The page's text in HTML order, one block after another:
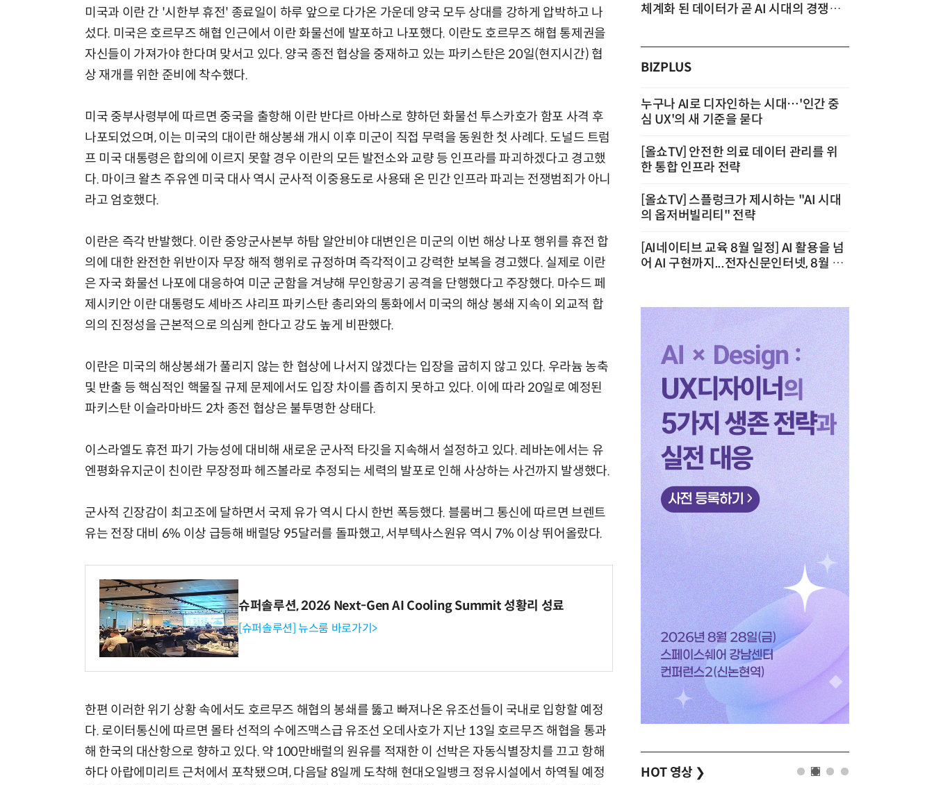
미국과 이란 간 '시한부 휴전' 종료일이 하루 앞으로 다가온 가운데 양국 모두 상대를 강하게 압박하고 나
섰다. 미국은 호르무즈 해협 인근에서 이란 화물선에 발포하고 나포했다. 이란도 호르무즈 해협 통제권을
자신들이 가져가야 한다며 맞서고 있다. 양국 종전 협상을 중재하고 있는 파키스탄은 20일(현지시간) 협
상 재개를 위한 준비에 착수했다.
미국 중부사령부에 따르면 중국을 출항해 이란 반다르 아바스로 향하던 화물선 투스카호가 함포 사격 후
나포되었으며, 이는 미국의 대이란 해상봉쇄 개시 이후 미군이 직접 무력을 동원한 첫 사례다. 도널드 트럼
프 미국 대통령은 합의에 이르지 못할 경우 이란의 모든 발전소와 교량 등 인프라를 파괴하겠다고 경고했
다. 마이크 왈츠 주유엔 미국 대사 역시 군사적 이중용도로 사용돼 온 민간 인프라 파괴는 전쟁범죄가 아니
라고 엄호했다.
이란은 즉각 반발했다. 이란 중앙군사본부 하탐 알안비야 대변인은 미군의 이번 해상 나포 행위를 휴전 합
의에 대한 완전한 위반이자 무장 해적 행위로 규정하며 즉각적이고 강력한 보복을 경고했다. 실제로 이란
은 자국 화물선 나포에 대응하여 미군 군함을 겨냥해 무인항공기 공격을 단행했다고 주장했다. 마수드 페
제시키안 이란 대통령도 셰바즈 샤리프 파키스탄 총리와의 통화에서 미국의 해상 봉쇄 지속이 외교적 합
의의 진정성을 근본적으로 의심케 한다고 강도 높게 비판했다.
이란은 미국의 해상봉쇄가 풀리지 않는 한 협상에 나서지 않겠다는 입장을 굽히지 않고 있다. 우라늄 농축
및 반출 등 핵심적인 핵물질 규제 문제에서도 입장 차이를 좁히지 못하고 있다. 이에 따라 20일로 예정된
파키스탄 이슬라마바드 2차 종전 협상은 불투명한 상태다.
이스라엘도 휴전 파기 가능성에 대비해 새로운 군사적 타깃을 지속해서 설정하고 있다. 레바논에서는 유
엔평화유지군이 친이란 무장정파 헤즈볼라로 추정되는 세력의 발포로 인해 사상하는 사건까지 발생했다.
군사적 긴장감이 최고조에 달하면서 국제 유가 역시 다시 한번 폭등했다. 블룸버그 통신에 따르면 브렌트
유는 전장 대비 6% 이상 급등해 배럴당 95달러를 돌파했고, 서부텍사스원유 역시 7% 이상 뛰어올랐다.
슈퍼솔루션, 2026 Next-Gen AI Cooling Summit 성황리 성료
[슈퍼솔루션] 뉴스룸 바로가기>
한편 이러한 위기 상황 속에서도 호르무즈 해협의 봉쇄를 뚫고 빠져나온 유조선들이 국내로 입항할 예정
다. 로이터통신에 따르면 몰타 선적의 수에즈맥스급 유조선 오데사호가 지난 13일 호르무즈 해협을 통과
해 한국의 대산항으로 향하고 있다. 약 100만배럴의 원유를 적재한 이 선박은 자동식별장치를 끄고 항해
하다 아랍에미리트 근처에서 포착됐으며, 다음달 8일께 도착해 현대오일뱅크 정유시설에서 하역될 예정
AI Native Enterprise를 지원하는 AI Ready Data 플랫폼 활용 전략 체계화 된 데이터가 곧 AI 시대의 경쟁력이다
BIZPLUS
누구나 AI로 디자인하는 시대…'인간 중
심 UX'의 새 기준을 묻다
[올쇼TV] 안전한 의료 데이터 관리를 위
한 통합 인프라 전략
[올쇼TV] 스플렁크가 제시하는 "AI 시대
의 옵저버빌리티" 전략
[AI네이티브 교육 8월 일정] AI 활용을 넘
어 AI 구현까지...전자신문인터넷, 8월 실
HOT 영상 ❯